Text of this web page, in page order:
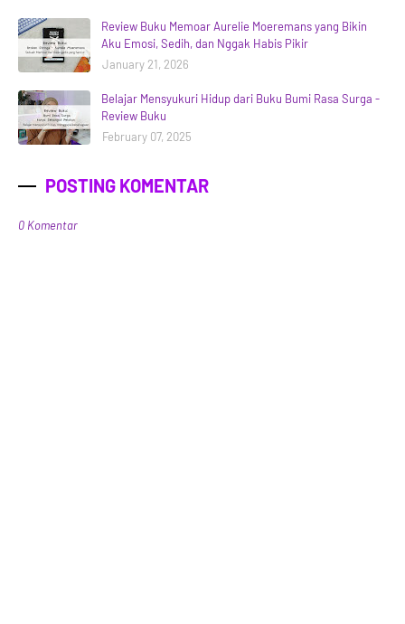
Review Buku Memoar Aurelie Moeremans yang Bikin
Aku Emosi, Sedih, dan Nggak Habis Pikir
January 21, 2026
Belajar Mensyukuri Hidup dari Buku Bumi Rasa Surga -
Review Buku
February 07, 2025
POSTING KOMENTAR
0 Komentar